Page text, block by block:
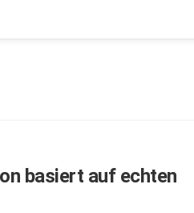
basiert auf echten